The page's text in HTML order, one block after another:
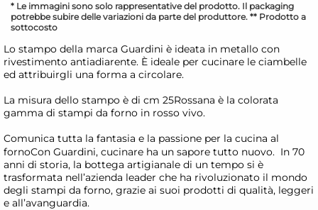
* Le immagini sono solo rappresentative del prodotto. Il packaging
potrebbe subire delle variazioni da parte del produttore. ** Prodotto a
sottocosto
Lo stampo della marca Guardini è ideata in metallo con
rivestimento antiadiarente. È ideale per cucinare le ciambelle
ed attribuirgli una forma a circolare.
La misura dello stampo è di cm 25Rossana è la colorata
gamma di stampi da forno in rosso vivo.
Comunica tutta la fantasia e la passione per la cucina al
fornoCon Guardini, cucinare ha un sapore tutto nuovo. In 70
anni di storia, la bottega artigianale di un tempo si è
trasformata nell’azienda leader che ha rivoluzionato il mondo
degli stampi da forno, grazie ai suoi prodotti di qualità, leggeri
e all’avanguardia.